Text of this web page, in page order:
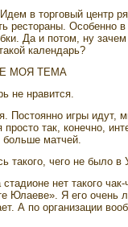
в торговый центр
рестораны. Особенно
Да и потом, ну зачем
календарь?
МОЯ ТЕМА
не нравится.
Постоянно игры идут,
просто так, конечно,
больше матчей.
такого, чего не было в
нет такого чак-
Юлаеве». Я его очень
А по организации